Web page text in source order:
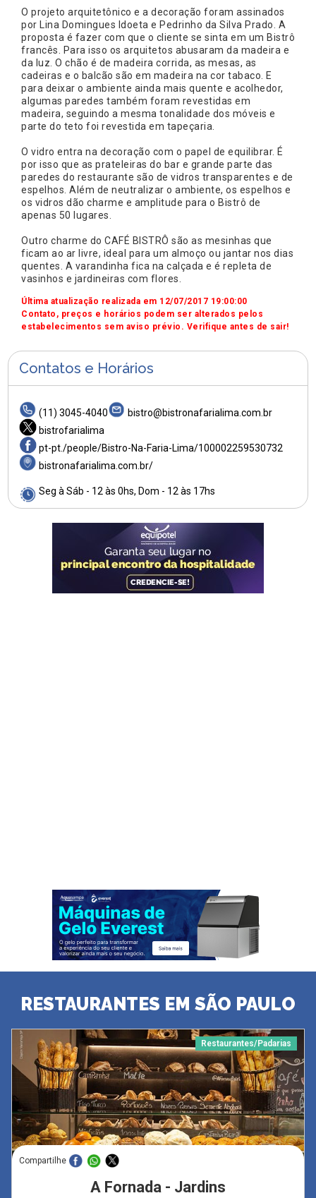
O projeto arquitetônico e a decoração foram assinados
por Lina Domingues Idoeta e Pedrinho da Silva Prado. A
proposta é fazer com que o cliente se sinta em um Bistrô
francês. Para isso os arquitetos abusaram da madeira e
da luz. O chão é de madeira corrida, as mesas, as
cadeiras e o balcão são em madeira na cor tabaco. E
para deixar o ambiente ainda mais quente e acolhedor,
algumas paredes também foram revestidas em
madeira, seguindo a mesma tonalidade dos móveis e
parte do teto foi revestida em tapeçaria.
O vidro entra na decoração com o papel de equilibrar. É
por isso que as prateleiras do bar e grande parte das
paredes do restaurante são de vidros transparentes e de
espelhos. Além de neutralizar o ambiente, os espelhos e
os vidros dão charme e amplitude para o Bistrô de
apenas 50 lugares.
Outro charme do CAFÉ BISTRÔ são as mesinhas que
ficam ao ar livre, ideal para um almoço ou jantar nos dias
quentes. A varandinha fica na calçada e é repleta de
vasinhos e jardineiras com flores.
Última atualização realizada em 12/07/2017 19:00:00
Contato, preços e horários podem ser alterados pelos
estabelecimentos sem aviso prévio. Verifique antes de sair!
Contatos e Horários
(11) 3045-4040
bistro@bistronafarialima.com.br
bistrofarialima
pt-pt./people/Bistro-Na-Faria-Lima/100002259530732
bistronafarialima.com.br/
Seg à Sáb - 12 às 0hs, Dom - 12 às 17hs
RESTAURANTES EM SÃO PAULO
Restaurantes/Padarias
Compartilhe
A Fornada - Jardins